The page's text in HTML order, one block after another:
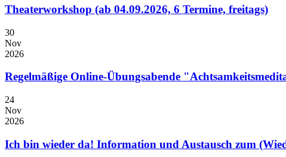
Theaterworkshop (ab 04.09.2026, 6 Termine, freitags)
30
Nov
2026
Regelmäßige Online-Übungsabende
24
Nov
2026
Ich bin wieder da! Information und Austausch zum